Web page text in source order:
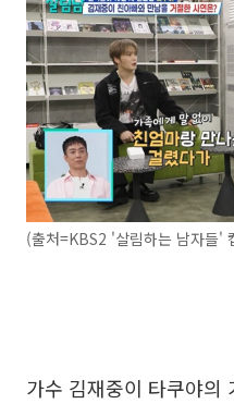
(출처=KBS2 '살림하는 남자들'
가수 김재중이 타쿠야의